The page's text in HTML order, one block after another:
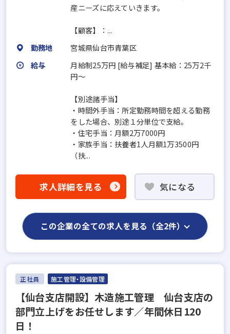
産ニーズに応えていきます。
【顧客】：...
勤務地
宮城県仙台市青葉区
給与
月給制25万円 [給与補足] 基本給：25万2千
円～
【別途諸手当】
・時間外手当：所定勤務時間を超える勤務
をした場合、別途１分単位で支給。
・住宅手当：月額2万7000円
・家族手当：扶養者1人月額1万3500円
（扶...
求人詳細を見る 気になる
この企業の全ての求人を見る（全2件）
正社員 施工管理・設備管理
【仙台支店開設】木造施工管理 仙台支店の
部門立上げをお任せします／年間休日120
日！